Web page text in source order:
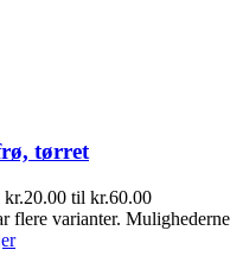
tørret
kr.20.00 til kr.60.00
flere varianter. Mulighederne